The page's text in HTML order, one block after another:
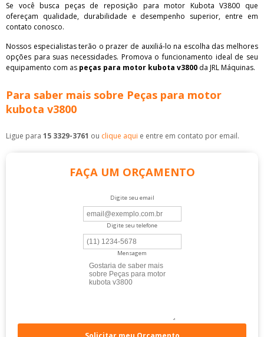
Se você busca peças de reposição para motor Kubota V3800 que
ofereçam qualidade, durabilidade e desempenho superior, entre em
contato conosco.
Nossos especialistas terão o prazer de auxiliá-lo na escolha das melhores
opções para suas necessidades. Promova o funcionamento ideal de seu
equipamento com as peças para motor kubota v3800 da JRL Máquinas.
Para saber mais sobre Peças para motor
kubota v3800
Ligue para 15 3329-3761 ou clique aqui e entre em contato por email.
FAÇA UM ORÇAMENTO
Digite seu email
Digite seu telefone
Mensagem